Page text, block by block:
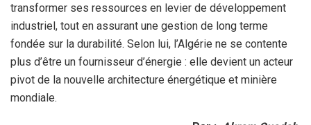
transformer ses ressources en levier de développement
industriel, tout en assurant une gestion de long terme
fondée sur la durabilité. Selon lui, l’Algérie ne se contente
plus d’être un fournisseur d’énergie : elle devient un acteur
pivot de la nouvelle architecture énergétique et minière
mondiale.